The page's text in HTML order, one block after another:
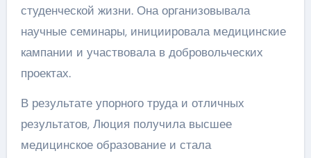
студенческой жизни. Она организовывала
научные семинары, инициировала медицинские
кампании и участвовала в добровольческих
проектах.
В результате упорного труда и отличных
результатов, Люция получила высшее
медицинское образование и стала